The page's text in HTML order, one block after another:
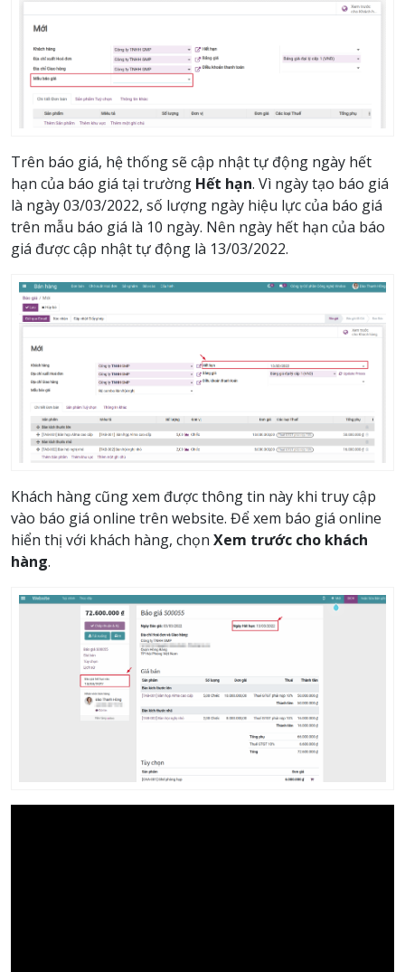
Trên báo giá, hệ thống sẽ cập nhật tự động ngày hết
hạn của báo giá tại trường Hết hạn. Vì ngày tạo báo giá
là ngày 03/03/2022, số lượng ngày hiệu lực của báo giá
trên mẫu báo giá là 10 ngày. Nên ngày hết hạn của báo
giá được cập nhật tự động là 13/03/2022.
Khách hàng cũng xem được thông tin này khi truy cập
vào báo giá online trên website. Để xem báo giá online
hiển thị với khách hàng, chọn Xem trước cho khách
hàng.